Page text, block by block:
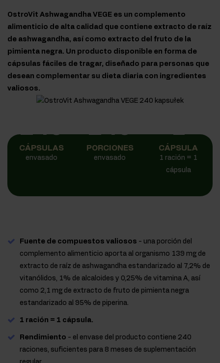
OstroVit Ashwagandha VEGE es un complemento
alimenticio de alta calidad que contiene extracto de raíz
de ashwagandha, así como extracto del fruto de la
pimienta negra. Un producto disponible en forma de
cápsulas fáciles de tragar, diseñado para personas que
desean complementar su dieta diaria con ingredientes
valiosos.
240
CÁPSULAS
envasado
240
PORCIONES
envasado
1
CÁPSULA
1 ración = 1
cápsula
Fuente de compuestos valiosos - una porción del
complemento alimenticio aporta al organismo 139 mg de
extracto de raíz de ashwagandha estandarizado al 7,2% de
vitanólidos, 1% de alcaloides y 0,25% de vitamina A, así
como 2,1 mg de extracto de fruto de pimienta negra
estandarizado al 95% de piperina.
1 ración = 1 cápsula.
Rendimiento - el envase del producto contiene 240
raciones, suficientes para 8 meses de suplementación